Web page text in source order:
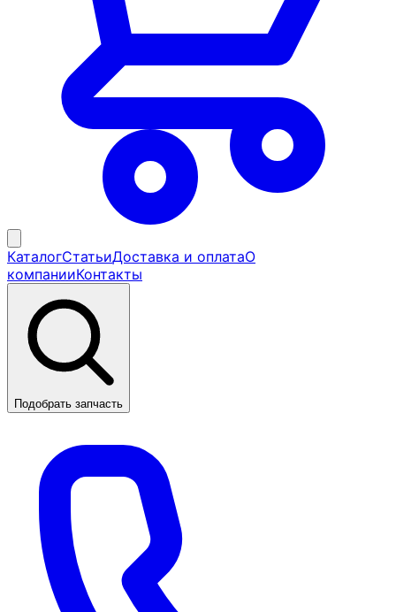
КаталогСтатьиДоставка и оплатаО
компанииКонтакты
Подобрать запчасть